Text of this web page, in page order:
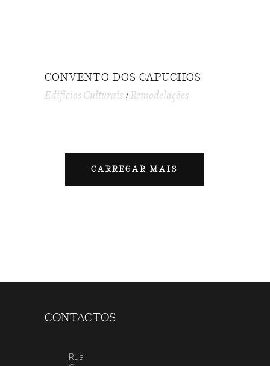
CONVENTO DOS CAPUCHOS
Edifícios Culturais Remodelações
CARREGAR MAIS
CONTACTOS
Rua